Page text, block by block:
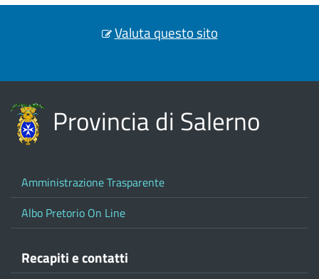
Valuta questo sito
Provincia di Salerno
Amministrazione Trasparente
Albo Pretorio On Line
Recapiti e contatti